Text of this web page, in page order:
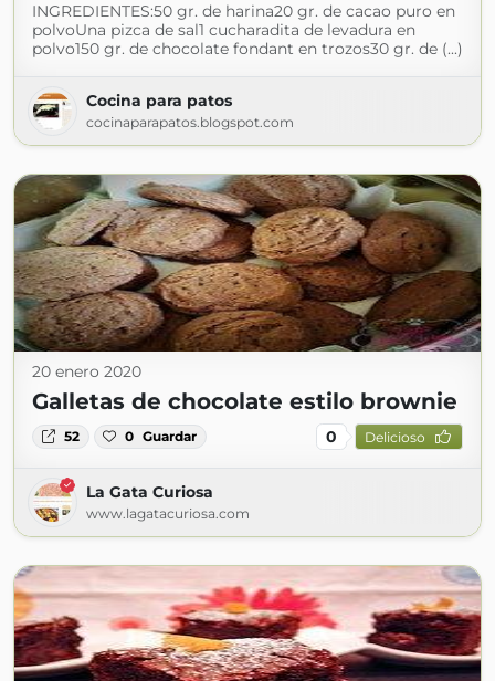
INGREDIENTES:50 gr. de harina20 gr. de cacao puro en
polvoUna pizca de sal1 cucharadita de levadura en
polvo150 gr. de chocolate fondant en trozos30 gr. de (...)
Cocina para patos
cocinaparapatos.blogspot.com
20 enero 2020
Galletas de chocolate estilo brownie
52 0 Guardar 0 Delicioso
La Gata Curiosa
www.lagatacuriosa.com